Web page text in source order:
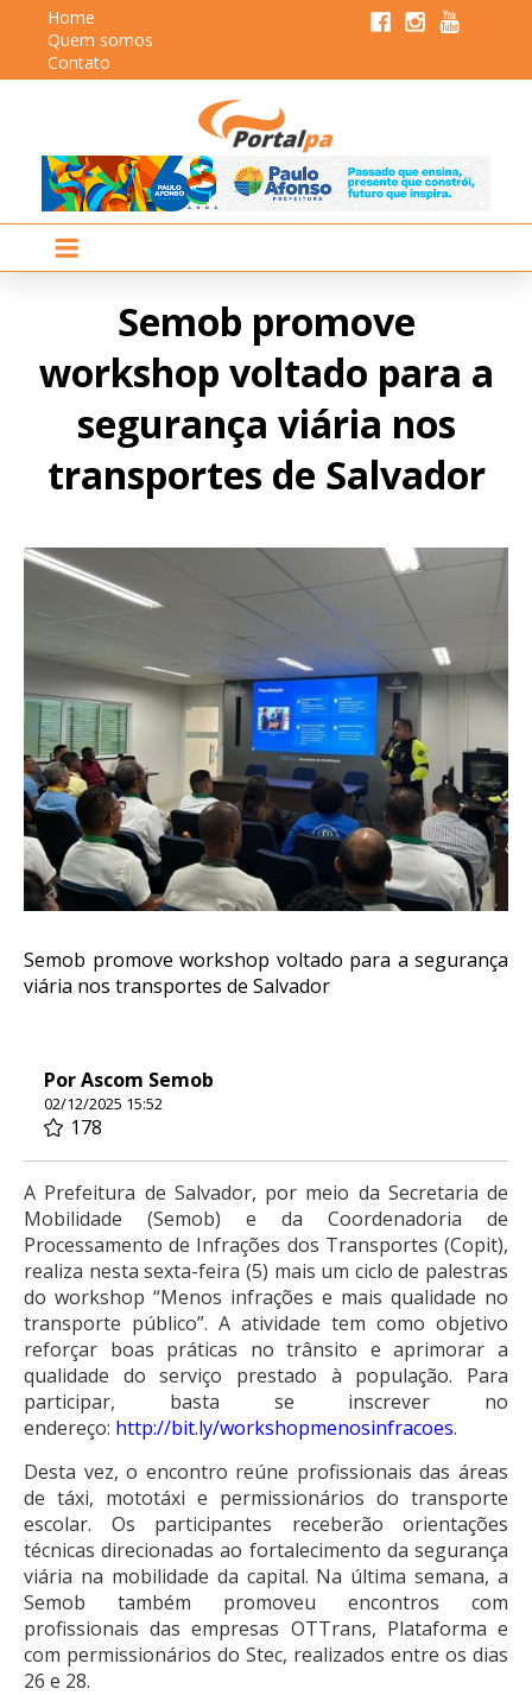
Home
Quem somos
Contato
Semob promove
workshop voltado para a
segurança viária nos
transportes de Salvador
Semob promove workshop voltado para a segurança
viária nos transportes de Salvador
Por Ascom Semob
02/12/2025 15:52
178
A Prefeitura de Salvador, por meio da Secretaria de
Mobilidade (Semob) e da Coordenadoria de
Processamento de Infrações dos Transportes (Copit),
realiza nesta sexta-feira (5) mais um ciclo de palestras
do workshop “Menos infrações e mais qualidade no
transporte público”. A atividade tem como objetivo
reforçar boas práticas no trânsito e aprimorar a
qualidade do serviço prestado à população. Para
participar, basta se inscrever no
endereço: http://bit.ly/workshopmenosinfracoes.
Desta vez, o encontro reúne profissionais das áreas
de táxi, mototáxi e permissionários do transporte
escolar. Os participantes receberão orientações
técnicas direcionadas ao fortalecimento da segurança
viária na mobilidade da capital. Na última semana, a
Semob também promoveu encontros com
profissionais das empresas OTTrans, Plataforma e
com permissionários do Stec, realizados entre os dias
26 e 28.